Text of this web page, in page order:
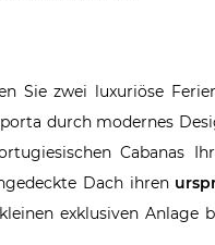
Sie zwei luxuriöse
durch modernes
Cabanas
Dach ihren
exklusiven